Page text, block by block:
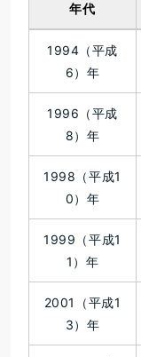
年代
1994（平成
6）年
1996（平成
8）年
1998（平成1
0）年
1999（平成1
1）年
2001（平成1
3）年